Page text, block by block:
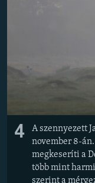
4
A szennyezett
november 8-
megkeseríti a
több mint
szerint a